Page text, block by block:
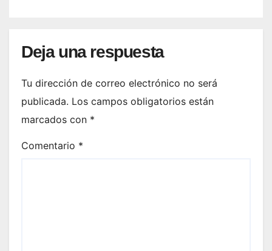
Deja una respuesta
Tu dirección de correo electrónico no será
publicada. Los campos obligatorios están
marcados con *
Comentario *